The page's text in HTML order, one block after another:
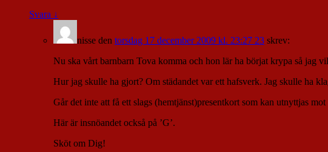
Svara ↓
nisse den torsdag 17 december 2009 kl. 23:27 23 skrev:
Nu ska vårt barnbarn Tova komma och hon lär ha börjat krypa så jag
Hur jag skulle ha gjort? Om städandet var ett hafsverk. Jag skulle ha
Går det inte att få ett slags (hemtjänst)presentkort som kan utnyttjas
Här är insnöandet också på ’G’.
Sköt om Dig!